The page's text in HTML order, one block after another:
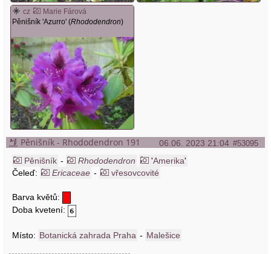
cz
Marie Fárová
Pěnišník 'Azurro' (Rhododendron)
06.06. 2023 21:04 #53095
Pěnišník - Rhododendron 191
Pěnišník - Rhododendron 'Amerika'
Čeleď:
Ericaceae - vřesovcovité
Barva květů:
Doba kvetení:
Místo: Botanická zahrada Praha - Malešice